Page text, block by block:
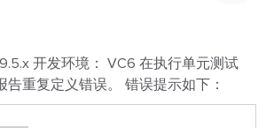
开发环境： VC6 在执行单元测试
告重复定义错误。
错误提示如下：